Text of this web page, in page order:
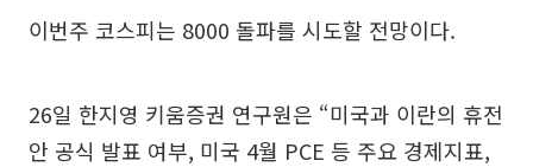
이번주 코스피는 8000 돌파를 시도할 전망이다.
26일 한지영 키움증권 연구원은 “미국과 이란의 휴전
안 공식 발표 여부, 미국 4월 PCE 등 주요 경제지표,